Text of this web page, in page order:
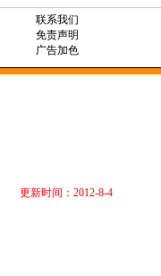
联系我们
免责声明
广告加色
更新时间：2012-8-4